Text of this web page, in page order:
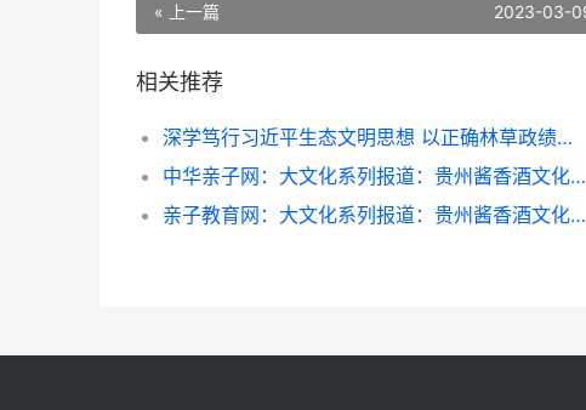
« 上一篇 2023-03-
相关推荐
深学笃行习近平生态文明思想 以正确林草政绩观筑牢藏东高原生态屏障
中华亲子网：大文化系列报道：贵州酱香酒文化系列报道之二
亲子教育网：大文化系列报道：贵州酱香酒文化系列报道之二